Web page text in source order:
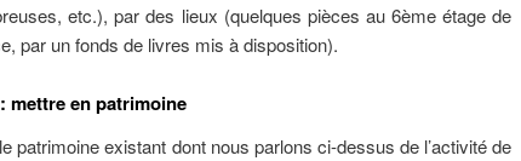
etc.), par des lieux (quelques pièces au 6ème étage de
par un fonds de livres mis à disposition).
mettre en patrimoine
patrimoine existant dont nous parlons ci-dessus de l’activité de